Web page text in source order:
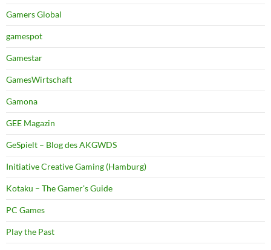
Gamers Global
gamespot
Gamestar
GamesWirtschaft
Gamona
GEE Magazin
GeSpielt – Blog des AKGWDS
Initiative Creative Gaming (Hamburg)
Kotaku – The Gamer's Guide
PC Games
Play the Past